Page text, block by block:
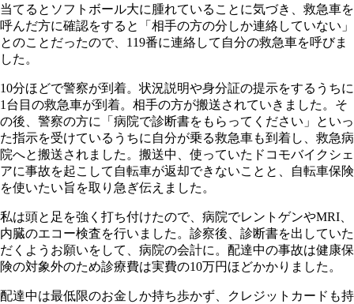
当てるとソフトボール大に腫れていることに気づき、救急車を
呼んだ方に確認をすると「相手の方の分しか連絡していない」
とのことだったので、119番に連絡して自分の救急車を呼びま
した。
10分ほどで警察が到着。状況説明や身分証の提示をするうちに
1台目の救急車が到着。相手の方が搬送されていきました。そ
の後、警察の方に「病院で診断書をもらってください」といっ
た指示を受けているうちに自分が乗る救急車も到着し、救急病
院へと搬送されました。搬送中、使っていたドコモバイクシェ
アに事故を起こして自転車が返却できないことと、自転車保険
を使いたい旨を取り急ぎ伝えました。
私は頭と足を強く打ち付けたので、病院でレントゲンやMRI、
内臓のエコー検査を行いました。診察後、診断書を出していた
だくようお願いをして、病院の会計に。配達中の事故は健康保
険の対象外のため診療費は実費の10万円ほどかかりました。
配達中は最低限のお金しか持ち歩かず、クレジットカードも持